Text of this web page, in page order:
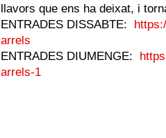
llavors que ens ha deixat, i
ENTRADES DISSABTE:
arrels
ENTRADES DIUMENGE:
arrels-1